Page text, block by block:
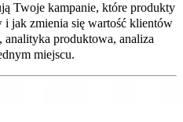
Twoje kampanie, które produkty
jak zmienia się wartość klientów
produktowa, analiza
miejscu.